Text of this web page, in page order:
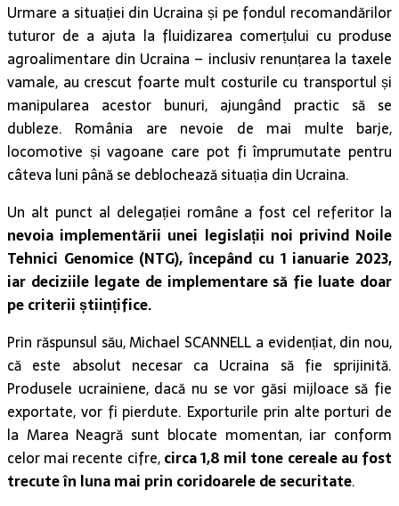
Urmare a situației din Ucraina și pe fondul recomandărilor
tuturor de a ajuta la fluidizarea comerțului cu produse
agroalimentare din Ucraina – inclusiv renunțarea la taxele
vamale, au crescut foarte mult costurile cu transportul și
manipularea acestor bunuri, ajungând practic să se
dubleze. România are nevoie de mai multe barje,
locomotive și vagoane care pot fi împrumutate pentru
câteva luni până se deblochează situația din Ucraina.
Un alt punct al delegației române a fost cel referitor la
nevoia implementării unei legislații noi privind Noile
Tehnici Genomice (NTG), începând cu 1 ianuarie 2023,
iar deciziile legate de implementare să fie luate doar
pe criterii științifice.
Prin răspunsul său, Michael SCANNELL a evidențiat, din nou,
că este absolut necesar ca Ucraina să fie sprijinită.
Produsele ucrainiene, dacă nu se vor găsi mijloace să fie
exportate, vor fi pierdute. Exporturile prin alte porturi de
la Marea Neagră sunt blocate momentan, iar conform
celor mai recente cifre,circa 1,8 mil tone cereale au fost
trecute în luna mai prin coridoarele de securitate.